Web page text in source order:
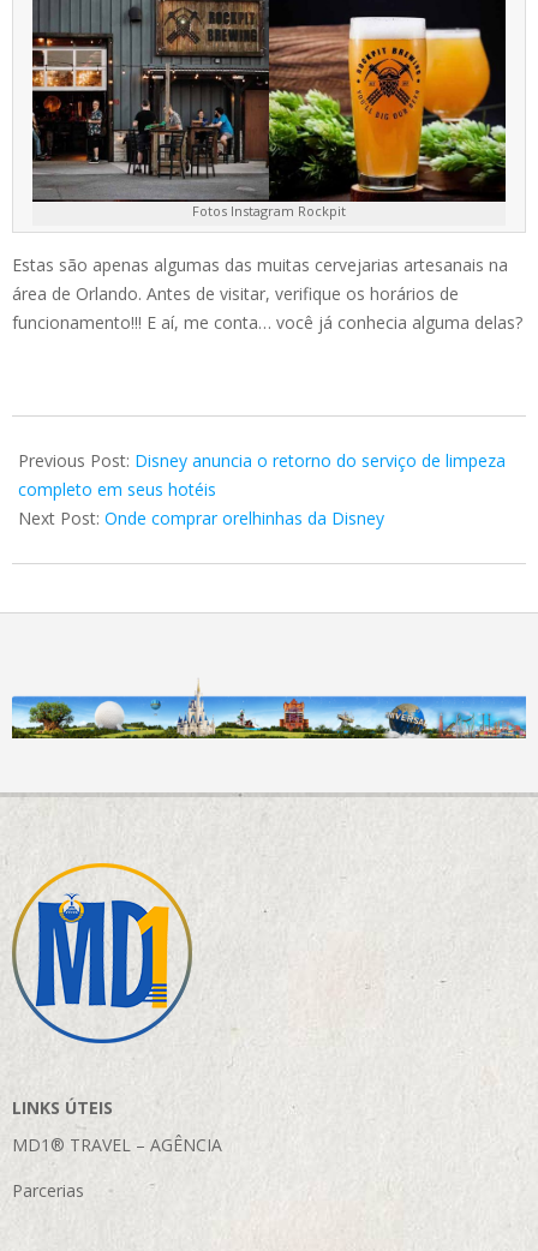
Fotos Instagram Rockpit
Estas são apenas algumas das muitas cervejarias artesanais na
área de Orlando. Antes de visitar, verifique os horários de
funcionamento!!! E aí, me conta… você já conhecia alguma delas?
02-
08
Previous Post: Disney anuncia o retorno do serviço de limpeza
completo em seus hotéis
Next Post: Onde comprar orelhinhas da Disney
LINKS ÚTEIS
MD1® TRAVEL – AGÊNCIA
Parcerias